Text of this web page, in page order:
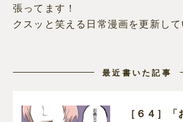
張ってます！
クスッと笑える日常漫画を更新し
最近書いた記事
［６４］「